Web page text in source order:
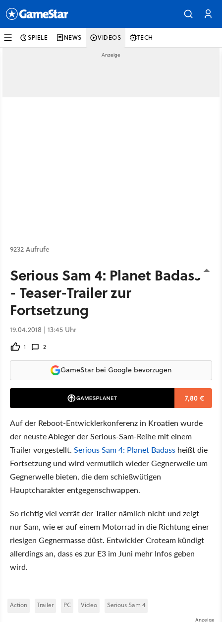
SPIELE NEWS VIDEOS TECH
9232 Aufrufe
Serious Sam 4: Planet Badass
- Teaser-Trailer zur
Fortsetzung
19.04.2018 | 13:45 Uhr
1 2
GameStar bei Google bevorzugen
7,80 €
Auf der Reboot-Entwicklerkonferenz in Kroatien wurde
der neuste Ableger der Serious-Sam-Reihe mit einem
Trailer vorgestellt. Serious Sam 4: Planet Badass heißt die
Fortsetzung und wird vermutlich wieder Gegnerwelle um
Gegnerwelle bieten, die dem schießwütigen
Hauptcharakter entgegenschwappen.
So richtig viel verrät der Trailer nämlich nicht und zeigt
nur Sam, wie er auf einem Motorrad in die Richtung einer
riesigen Gegnermasse düst. Entwickler Croteam kündigt
allerdings an, dass es zur E3 im Juni mehr Infos geben
wird.
Action Trailer PC Video Serious Sam 4